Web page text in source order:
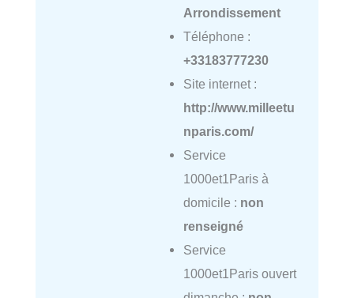
Arrondissement
Téléphone :
+33183777230
Site internet :
http://www.milleetu
nparis.com/
Service
1000et1Paris à
domicile : non
renseigné
Service
1000et1Paris ouvert